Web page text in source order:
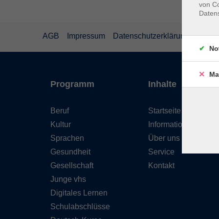
AGB Impressum Datenschutzerklärung
Programm
Beruf
Kultur
Sprachen
Gesundheit
Gesellschaft
Junge vhs
Digitales Lernen
Schulabschlüsse
Inhalte
Startseite
Informationen
Über uns
Service
Kontakt
von